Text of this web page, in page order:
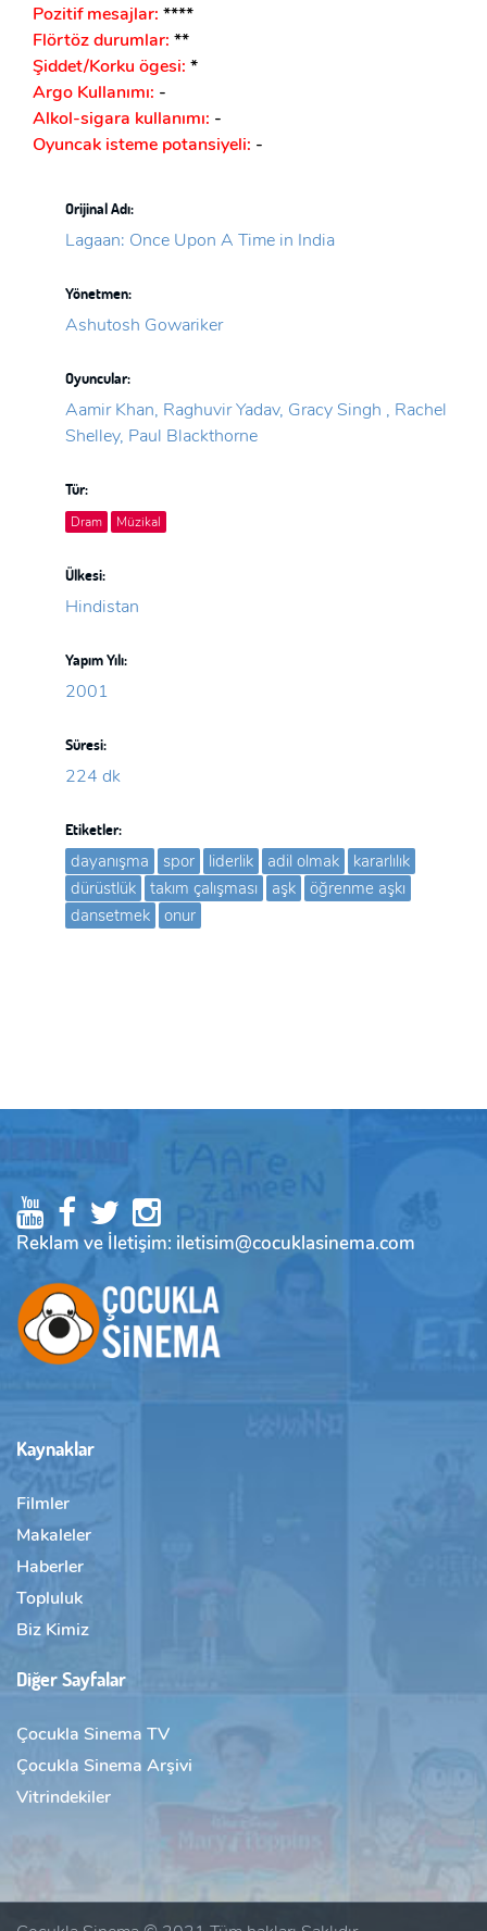
Pozitif mesajlar: ****
Flörtöz durumlar: **
Şiddet/Korku ögesi: *
Argo Kullanımı: -
Alkol-sigara kullanımı: -
Oyuncak isteme potansiyeli: -
Orijinal Adı:
Lagaan: Once Upon A Time in India
Yönetmen:
Ashutosh Gowariker
Oyuncular:
Aamir Khan, Raghuvir Yadav, Gracy Singh , Rachel
Shelley, Paul Blackthorne
Tür:
Dram Müzikal
Ülkesi:
Hindistan
Yapım Yılı:
2001
Süresi:
224 dk
Etiketler:
dayanışma spor liderlik adil olmak
kararlılık
dürüstlük
takım çalışması aşk
öğrenme aşkı
dansetmek
onur
Reklam ve İletişim: iletisim@cocuklasinema.com
Kaynaklar
Filmler
Makaleler
Haberler
Topluluk
Biz Kimiz
Diğer Sayfalar
Çocukla Sinema TV
Çocukla Sinema Arşivi
Vitrindekiler